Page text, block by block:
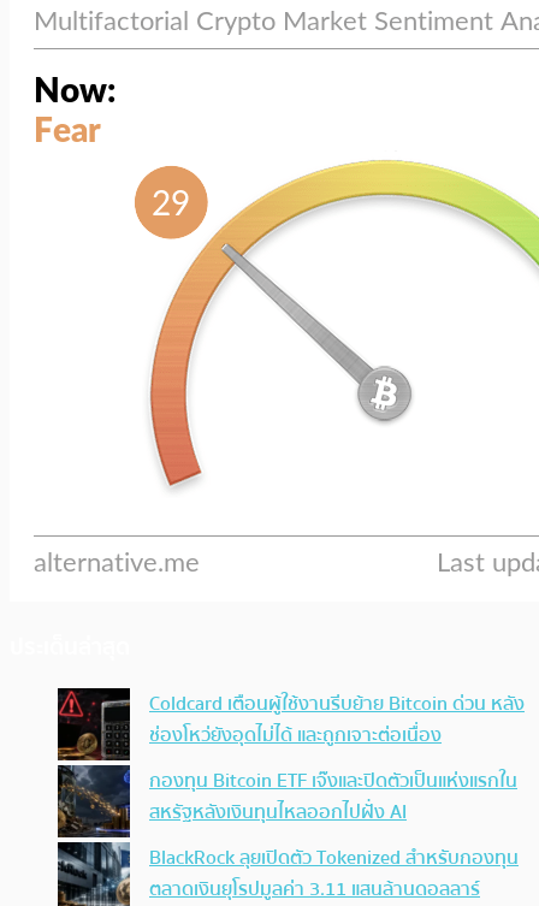
Coldcard เตือนผู้ใช้งานรีบย้าย Bitcoin ด่วน หลัง
ช่องโหว่ยังอุดไม่ได้ และถูกเจาะต่อเนื่อง
กองทุน Bitcoin ETF เจ๊งและปิดตัวเป็นแห่งแรกใน
สหรัฐหลังเงินทุนไหลออกไปฝั่ง AI
BlackRock ลุยเปิดตัว Tokenized สำหรับกองทุน
ตลาดเงินยุโรปมูลค่า 3.11 แสนล้านดอลลาร์